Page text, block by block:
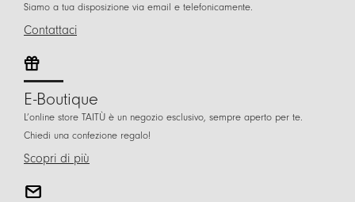
Siamo a tua disposizione via email e telefonicamente.
Contattaci
E-Boutique
L’online store TAITÙ è un negozio esclusivo, sempre aperto per te.
Chiedi una confezione regalo!
Scopri di più